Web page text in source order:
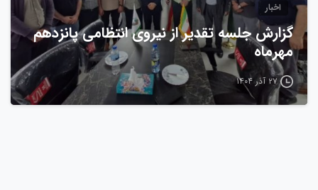
اخبار
گزارش جلسه تقدیر از نیروی انتظامی پانزدهم
مهرماه
۲۷ آذر ۱۴۰۴